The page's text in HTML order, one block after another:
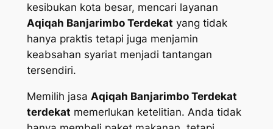
kesibukan kota besar, mencari layanan
Aqiqah Banjarimbo Terdekat yang tidak
hanya praktis tetapi juga menjamin
keabsahan syariat menjadi tantangan
tersendiri.
Memilih jasa Aqiqah Banjarimbo Terdekat
terdekat memerlukan ketelitian. Anda tidak